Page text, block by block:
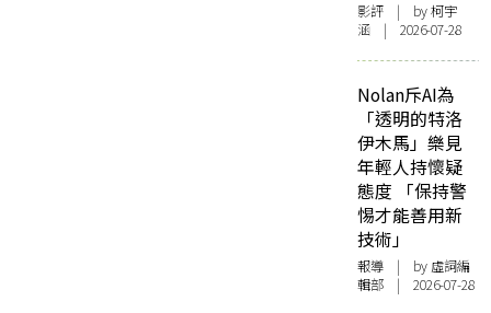
影評 | by 柯宇
涵 | 2026-07-28
Nolan斥AI為
「透明的特洛
伊木馬」樂見
年輕人持懷疑
態度 「保持警
惕才能善用新
技術」
報導 | by 虛詞編
輯部 | 2026-07-28